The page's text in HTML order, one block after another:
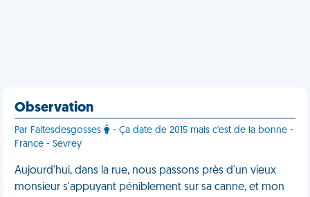
Observation
Par Faitesdesgosses
- Ça date de 2015 mais c'est de la bonne -
France - Sevrey
Aujourd'hui, dans la rue, nous passons près d'un vieux
monsieur s'appuyant péniblement sur sa canne, et mon